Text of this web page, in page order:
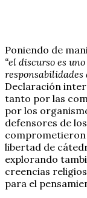
Poniendo de
“el discurso es
responsabilidades
Declaración
tanto por las
por los
defensores de
comprometieron
libertad de
explorando
creencias
para el